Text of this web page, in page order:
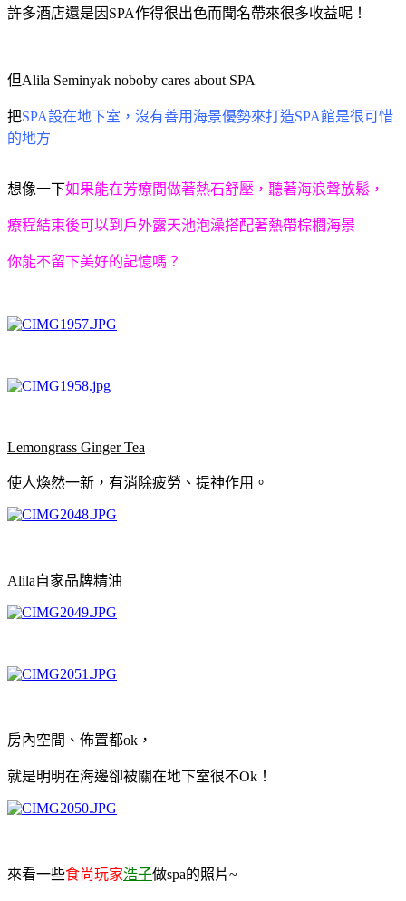
許多酒店還是因SPA作得很出色而聞名帶來很多收益呢！
但Alila Seminyak noboby cares about SPA
把SPA設在地下室，沒有善用海景優勢來打造SPA館是很可惜
的地方
想像一下如果能在芳療間做著熱石舒壓，聽著海浪聲放鬆，
療程結束後可以到戶外露天池泡澡搭配著熱帶棕櫚海景
你能不留下美好的記憶嗎？
Lemongrass Ginger Tea
使人煥然一新，有消除疲勞、提神作用。
Alila自家品牌精油
房內空間、佈置都ok，
就是明明在海邊卻被關在地下室很不Ok！
來看一些食尚玩家浩子做spa的照片~